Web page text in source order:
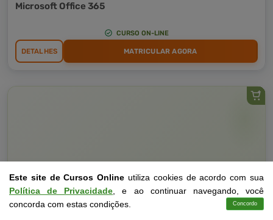
Microsoft Office 365
CURSO ON-LINE
DETALHES MATRICULAR AGORA
Este site de Cursos Online utiliza cookies de acordo com sua
Política de Privacidade , e ao continuar navegando, você
concorda com estas condições.
Concordo
Contato Cursos Login